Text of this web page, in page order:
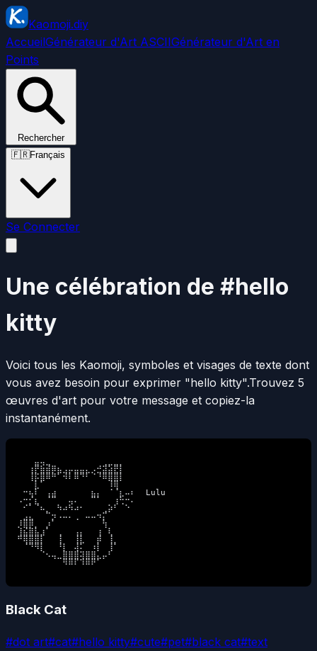
Kaomoji.diy
AccueilGénérateur d'Art ASCIIGénérateur d'Art en
Points
Rechercher
🇫🇷Français
Se Connecter
Une célébration de #hello
kitty
Voici tous les Kaomoji, symboles et visages de texte dont
vous avez besoin pour exprimer "hello kitty".Trouvez 5
œuvres d'art pour votre message et copiez-la
instantanément.
⠀⠀⠀⣤⢤⣀⠀⠀⠀⠀⠀⠀⠀⠀⠀⢀⣀⣀⡀⠀⠀
⠀⠀⢰⡟⣷⣾⡿⣦⣠⡤⣤⣤⣄⡠⣚⣽⣵⣟⡇⠀⠀
⠀⠀⢸⡯⣿⠿⠛⠁⠺⠇⠿⠙⠃⠈⠘⠿⣿⣿⡇⠀⠀
⠀⠀⠀⣇⠁⠀⠀⠀⠀⠀⠀⠀⠀⠀⠀⠀⠸⢿⠀⠀⠀
⠀⠒⢦⠇⠀⢠⣴⠀⠀⠀⠀⠀⠀⣦⡄⠀⠈⠈⣆⠤⠆  Lulu
⠠⠒⡊⣆⠀⠈⠉⠀⠀⢤⠄⠀⠀⠉⠁⠀⠀⢰⢓⠒⠄
⠀⠊⠁⠈⠦⡀⠀⠳⠴⠳⠴⠂⠀⠀⠀⢀⡵⠃⠀⠑⠀
⠀⣠⣄⠀⠀⠉⡲⠠⠤⠄⢀⠀⠤⠤⠲⡍⠀⠀⠀⠀⠀
⡸⣿⡿⡀⠀⡰⠁⠀⠀⠀⠀⠀⠀⠀⠀⢳⠀⠀⠀⠀⠀
⢸⣮⣿⣧⣰⠁⠀⢀⠀⠀⢠⡄⠀⠀⢰⠀⢇⠀⠀⠀⠀
⠛⢿⣿⣿⡇⠀⠀⢸⠀⠀⢸⣇⠀⠀⡾⠀⢸⡀⠀⠀⠀
⠀⠈⠙⠻⡇⠀⠀⠘⡇⠀⢼⠅⠀⠰⡇⠀⢸⠁⠀⠀⠀
⠀⠀⠀⠀⠈⠢⢤⣀⣿⣿⣿⢽⣿⣿⣄⡤⠃⠀⠀⠀⠀
⠀⠀⠀⠀⠀⠀⠀⠀⠻⠿⠏⠹⠿⠟⠁⠀⠀⠀⠀⠀⠀
Black Cat
#dot art#cat#hello kitty#cute#pet#black cat#text